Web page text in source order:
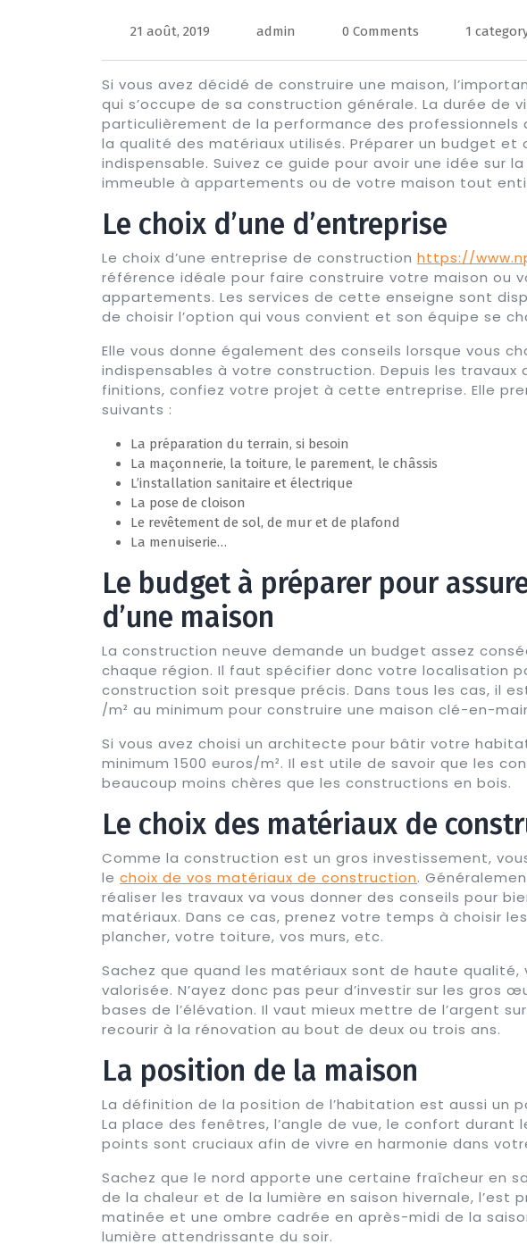
21 août, 2019 admin 0 Comments 1
Si vous avez décidé de construire une maison,
qui s’occupe de sa construction générale. La durée de
particulièrement de la performance des professionnels
la qualité des matériaux utilisés. Préparer un budget et
indispensable. Suivez ce guide pour avoir une idée sur
immeuble à appartements ou de votre maison tout
Le choix d’une d’entreprise
Le choix d’une entreprise de construction https://
référence idéale pour faire construire votre maison ou
appartements. Les services de cette enseigne sont
de choisir l’option qui vous convient et son équipe se
Elle vous donne également des conseils lorsque vous
indispensables à votre construction. Depuis les travaux
finitions, confiez votre projet à cette entreprise. Elle
suivants :
La préparation du terrain, si besoin
La maçonnerie, la toiture, le parement, le châssis
L’installation sanitaire et électrique
La pose de cloison
Le revêtement de sol, de mur et de plafond
La menuiserie…
Le budget à préparer pour
d’une maison
La construction neuve demande un budget assez
chaque région. Il faut spécifier donc votre localisation
construction soit presque précis. Dans tous les cas, il
/m² au minimum pour construire une maison clé-en-
Si vous avez choisi un architecte pour bâtir votre
minimum 1500 euros/m². Il est utile de savoir que les
beaucoup moins chères que les constructions en bois.
Le choix des matériaux de
Comme la construction est un gros investissement,
le choix de vos matériaux de construction.
réaliser les travaux va vous donner des conseils pour
matériaux. Dans ce cas, prenez votre temps à choisir
plancher, votre toiture, vos murs, etc.
Sachez que quand les matériaux sont de haute
valorisée. N’ayez donc pas peur d’investir sur les gros
bases de l’élévation. Il vaut mieux mettre de l’argent
recourir à la rénovation au bout de deux ou trois ans.
La position de la maison
La définition de la position de l’habitation est aussi un
La place des fenêtres, l’angle de vue, le confort durant
points sont cruciaux afin de vivre en harmonie dans
Sachez que le nord apporte une certaine fraîcheur en
de la chaleur et de la lumière en saison hivernale, l’est
matinée et une ombre cadrée en après-midi de la
lumière attendrissante du soir.